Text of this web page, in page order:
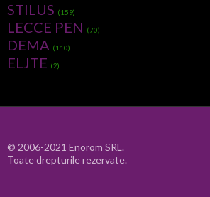
STILUS (159)
LECCE PEN (70)
DEMA (110)
ELJTE (2)
© 2006-2021 Enorom SRL.
Toate drepturile rezervate.